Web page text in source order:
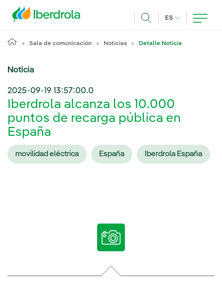
ES IDIOMA
Sala de comunicación Noticias Detalle Noticia
Noticia
2025-09-19 13:57:00.0
Iberdrola alcanza los 10.000
puntos de recarga pública en
España
movilidad eléctrica España Iberdrola España